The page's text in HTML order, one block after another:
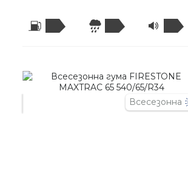
Всесезонна